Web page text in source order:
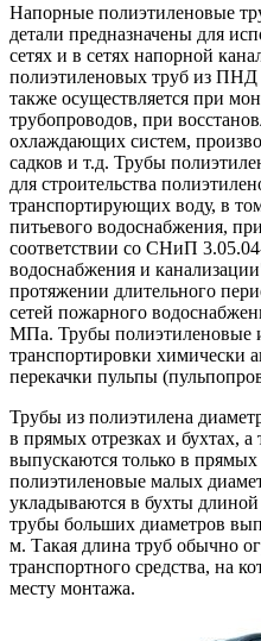
Напорные полиэтиленовые
детали предназначены для
сетях и в сетях напорной
полиэтиленовых труб из ПНД
также осуществляется при
трубопроводов, при
охлаждающих систем,
садков и т.д. Трубы
для строительства
транспортирующих воду, в
питьевого водоснабжения,
соответствии со СНиП
водоснабжения и
протяжении длительного
сетей пожарного
МПа. Трубы полиэтиленовые
транспортировки химически
перекачки пульпы
Трубы из полиэтилена
в прямых отрезках и бухтах,
выпускаются только в
полиэтиленовые малых
укладываются в бухты
трубы больших диаметров
м. Такая длина труб обычно
транспортного средства, на
месту монтажа.